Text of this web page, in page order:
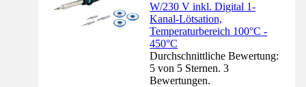
W/230 V inkl. Digital 1-
Kanal-Lötsation,
Temperaturbereich 100°C -
450°C
Durchschnittliche Bewertung:
5 von 5 Sternen. 3
Bewertungen.